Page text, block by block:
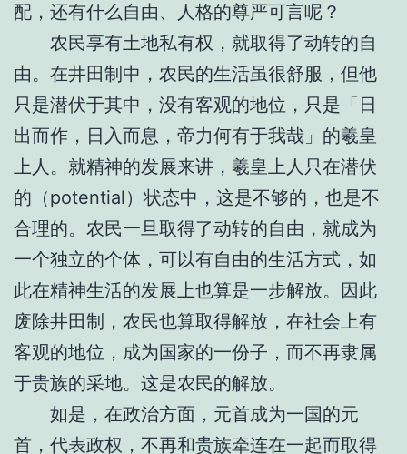
配，还有什么自由、人格的尊严可言呢？
农民享有土地私有权，就取得了动转的自
由。在井田制中，农民的生活虽很舒服，但他
只是潜伏于其中，没有客观的地位，只是「日
出而作，日入而息，帝力何有于我哉」的羲皇
上人。就精神的发展来讲，羲皇上人只在潜伏
的（potential）状态中，这是不够的，也是不
合理的。农民一旦取得了动转的自由，就成为
一个独立的个体，可以有自由的生活方式，如
此在精神生活的发展上也算是一步解放。因此
废除井田制，农民也算取得解放，在社会上有
客观的地位，成为国家的一份子，而不再隶属
于贵族的采地。这是农民的解放。
如是，在政治方面，元首成为一国的元
首，代表政权，不再和贵族牵连在一起而取得